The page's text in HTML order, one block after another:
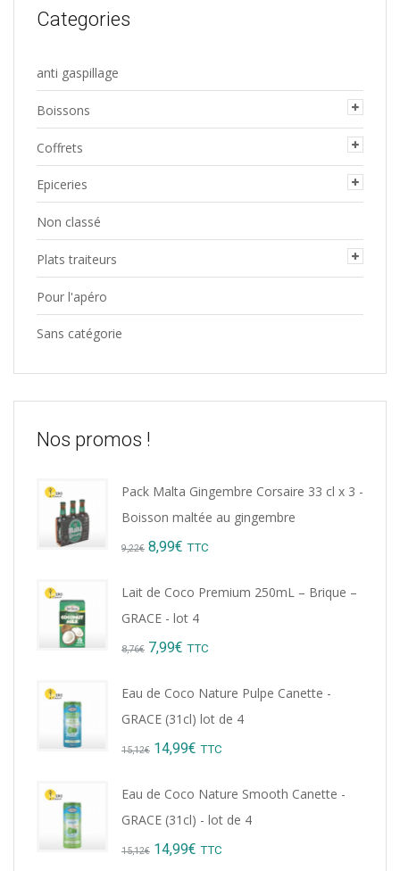
Categories
anti gaspillage
Boissons
Coffrets
Epiceries
Non classé
Plats traiteurs
Pour l'apéro
Sans catégorie
Nos promos !
Pack Malta Gingembre Corsaire 33 cl x 3 -
Boisson maltée au gingembre
9,22€ Original
8,99€ Current
TTC
Lait de Coco Premium 250mL – Brique –
GRACE - lot 4
8,76€ Original
7,99€ Current
TTC
Eau de Coco Nature Pulpe Canette -
GRACE (31cl) lot de 4
15,12€ Original
14,99€ Current
TTC
Eau de Coco Nature Smooth Canette -
GRACE (31cl) - lot de 4
15,12€ Original
14,99€ Current
TTC